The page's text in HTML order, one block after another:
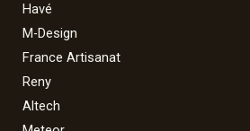
Havé
M-Design
France Artisanat
Reny
Altech